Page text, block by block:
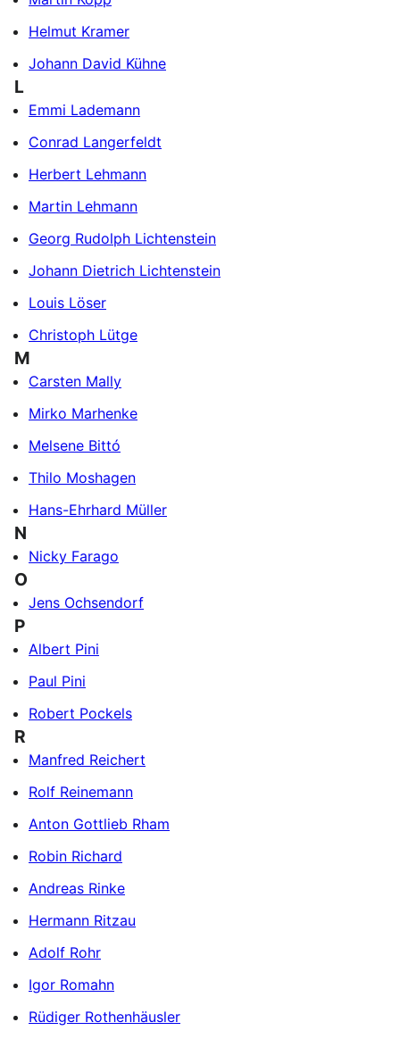
Helmut Kramer
Johann David Kühne
L
Emmi Lademann
Conrad Langerfeldt
Herbert Lehmann
Martin Lehmann
Georg Rudolph Lichtenstein
Johann Dietrich Lichtenstein
Louis Löser
Christoph Lütge
M
Carsten Mally
Mirko Marhenke
Melsene Bittó
Thilo Moshagen
Hans-Ehrhard Müller
N
Nicky Farago
O
Jens Ochsendorf
P
Albert Pini
Paul Pini
Robert Pockels
R
Manfred Reichert
Rolf Reinemann
Anton Gottlieb Rham
Robin Richard
Andreas Rinke
Hermann Ritzau
Adolf Rohr
Igor Romahn
Rüdiger Rothenhäusler